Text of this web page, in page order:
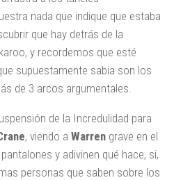
nada que indique que estaba
que hay detrás de la
y recordemos que esté
supuestamente sabia son los
de 3 arcos argumentales.
de la Incredulidad para
, viendo a Warren grave en el
y adivinen qué hace, si,
personas que saben sobre los